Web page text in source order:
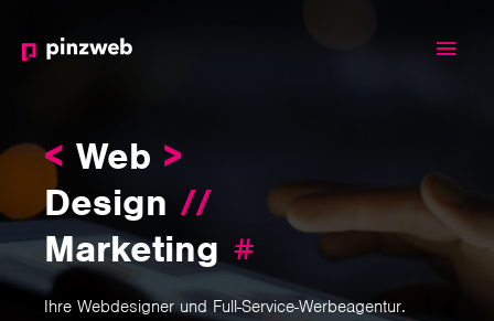
< Web >
Design //
Marketing #
Ihre Webdesigner und Full-Service-Werbeagentur.